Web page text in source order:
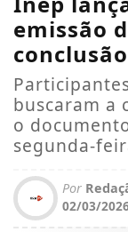
emissão
buscaram a
o
segunda-
Por
02/03/